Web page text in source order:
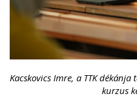
Kacskovics Imre, a TTK
kurzus